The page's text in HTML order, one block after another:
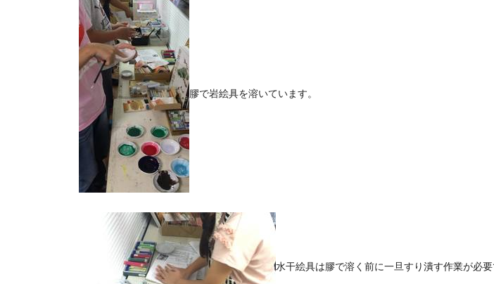
膠で岩絵具を溶いています。
水干絵具は膠で溶く前に一旦すり潰す作業が必